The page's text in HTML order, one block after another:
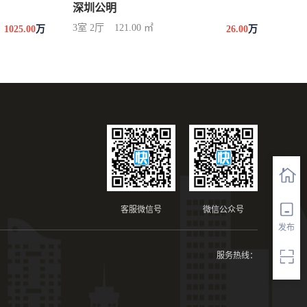
发布
1025.00万
深圳公明
3室 2厅 121.00 ㎡ 26.00万
微信公众号
客服微信号
服务热线：